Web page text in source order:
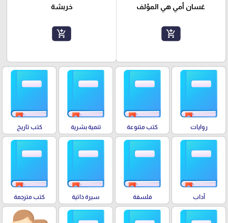
غسان أمي هي المؤلف
add_shopping_cart
خربشة
add_shopping_cart
روايات كتب متنوعة تنمية بشرية كتب تاريخ
آداب فلسفة سيرة ذاتية كتب مترجمة